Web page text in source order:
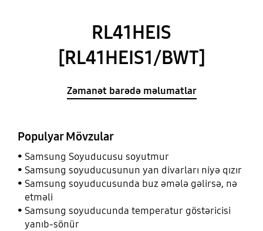
RL41HEIS
[RL41HEIS1/BWT]
Zəmanət barədə məlumatlar
Populyar Mövzular
Samsung Soyuducusu soyutmur
Samsung soyuducusunun yan divarları niyə qızır
Samsung soyuducusunda buz əmələ gəlirsə, nə
etməli
Samsung soyuducunda temperatur göstəricisi
yanıb-sönür